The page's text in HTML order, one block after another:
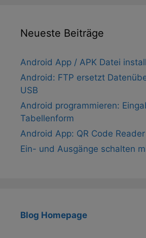
Neueste Beiträge
Android App / APK Datei
Android: FTP ersetzt
USB
Android programmieren:
Tabellenform
Android App: QR Code Reader
Ein- und Ausgänge schalten
Blog Homepage